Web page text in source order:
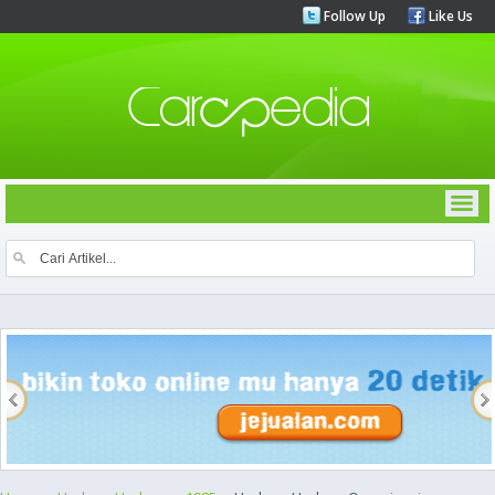
Follow Up Like Us